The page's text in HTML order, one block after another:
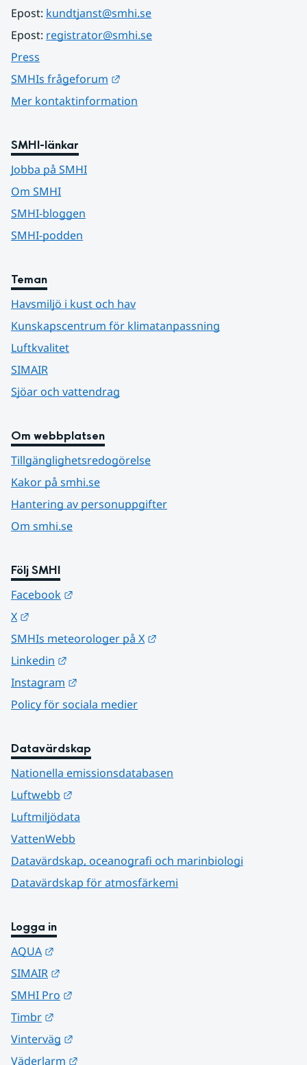
Epost: kundtjanst@smhi.se
Epost: registrator@smhi.se
Press
SMHIs frågeforum
Mer kontaktinformation
SMHI-länkar
Jobba på SMHI
Om SMHI
SMHI-bloggen
SMHI-podden
Teman
Havsmiljö i kust och hav
Kunskapscentrum för klimatanpassning
Luftkvalitet
SIMAIR
Sjöar och vattendrag
Om webbplatsen
Tillgänglighetsredogörelse
Kakor på smhi.se
Hantering av personuppgifter
Om smhi.se
Följ SMHI
Facebook
X
SMHIs meteorologer på X
Linkedin
Instagram
Policy för sociala medier
Datavärdskap
Nationella emissionsdatabasen
Luftwebb
Luftmiljödata
VattenWebb
Datavärdskap, oceanografi och marinbiologi
Datavärdskap för atmosfärkemi
Logga in
AQUA
SIMAIR
SMHI Pro
Timbr
Vinterväg
Väderlarm